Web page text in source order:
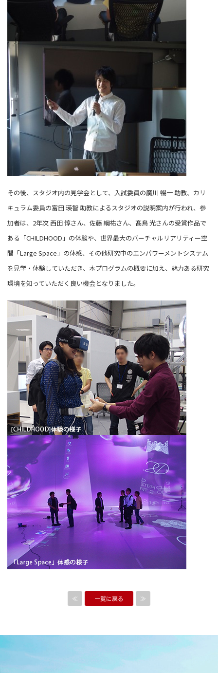
その後、スタジオ内の見学会として、入試委員の廣川 暢一 助教、カリ
キュラム委員の富田 瑛智 助教によるスタジオの説明案内が行われ、参
加者は、2年次 西田 惇さん、佐藤 綱祐さん、髙鳥 光さんの受賞作品で
ある「CHILDHOOD」の体験や、世界最大のバーチャルリアリティー空
間「Large Space」の体感、その他研究中のエンパワーメントシステム
を見学・体験していただき、本プログラムの概要に加え、魅力ある研究
環境を知っていただく良い機会となりました。
≪ 一覧に戻る ≫